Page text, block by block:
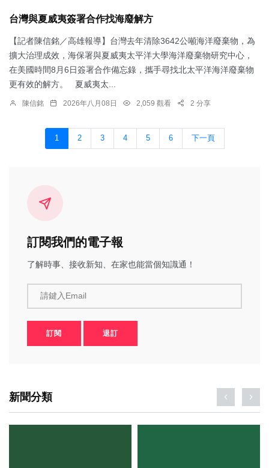
台灣與夏威夷簽署合作找海廢解方
【記者陳信銘／高雄報導】台灣去年清除3642公噸海洋廢棄物，為
擴大治理成效，海保署與夏威夷太平洋大學海洋廢棄物研究中心，
在美國時間8月6日簽署合作備忘錄，攜手尋找北太平洋海洋廢棄物
更有效的解方。 夏威夷太...
陳信銘 2026年八月08日 2,059 觀看 2 分享
1 2 3 4 5 6 下一頁
訂閱我們的電子報
了解時事、接收新知、在家也能當個知識通！
請鍵入Email
訂閱 退訂
新聞分類